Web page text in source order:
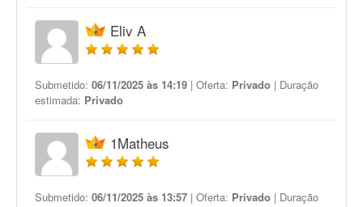
Eliv A
Submetido: 06/11/2025 às 14:19 | Oferta: Privado | Duração
estimada: Privado
1Matheus
Submetido: 06/11/2025 às 13:57 | Oferta: Privado | Duração